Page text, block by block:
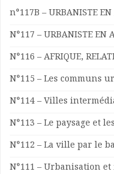
Journées d’études
Nos partenaires
Documents
Offres d’emploi
n°117B – URBANISTE EN
N°117 – URBANISTE EN
N°116 – AFRIQUE,
N°115 – Les communs
N°114 – Villes
N°113 – Le paysage et
N°112 – La ville par le
N°111 – Urbanisation